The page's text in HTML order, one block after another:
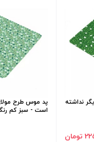
نداشته
پد موس طرح
است - سبز کم